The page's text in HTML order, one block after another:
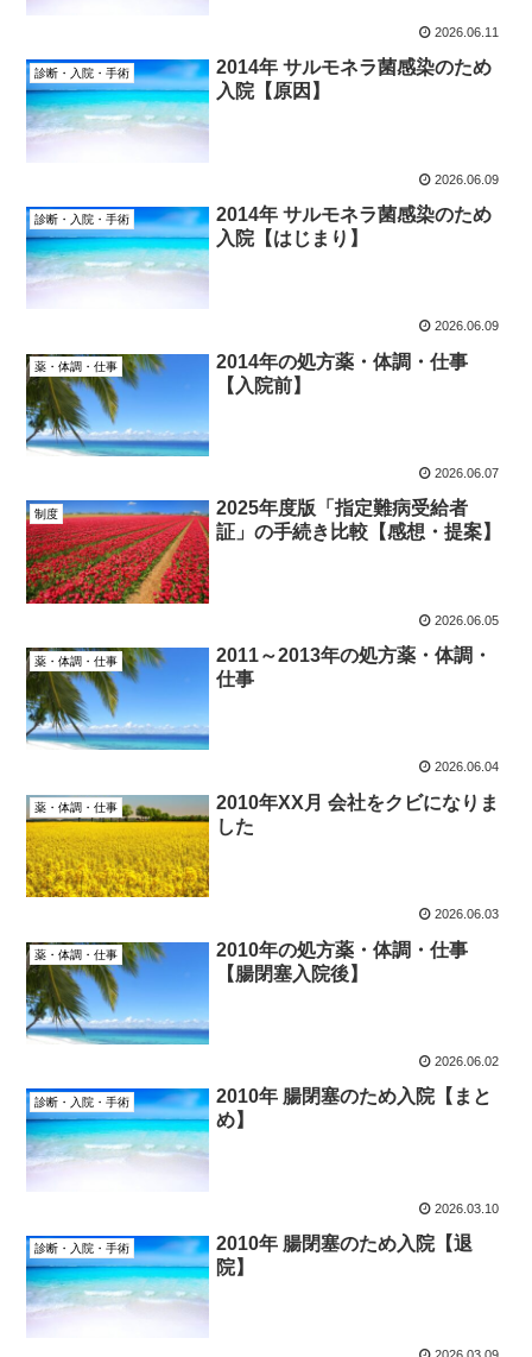
2026.06.11
診断・入院・手術
2014年 サルモネラ菌感染のため
入院【原因】
2026.06.09
診断・入院・手術
2014年 サルモネラ菌感染のため
入院【はじまり】
2026.06.09
薬・体調・仕事
2014年の処方薬・体調・仕事
【入院前】
2026.06.07
制度
2025年度版「指定難病受給者
証」の手続き比較【感想・提案】
2026.06.05
薬・体調・仕事
2011～2013年の処方薬・体調・
仕事
2026.06.04
薬・体調・仕事
2010年XX月 会社をクビになりま
した
2026.06.03
薬・体調・仕事
2010年の処方薬・体調・仕事
【腸閉塞入院後】
2026.06.02
診断・入院・手術
2010年 腸閉塞のため入院【まと
め】
2026.03.10
診断・入院・手術
2010年 腸閉塞のため入院【退
院】